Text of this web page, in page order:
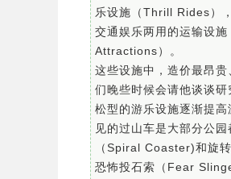
乐设施（Thrill Rides）
交通娱乐两用的运输设
Attractions）。
这些设施中，造价最昂
们晚些时候会请他谈谈
松型的游乐设施逐渐提
见的过山车是大部分公
（Spiral Coaster)和旋
恐怖投石索（Fear